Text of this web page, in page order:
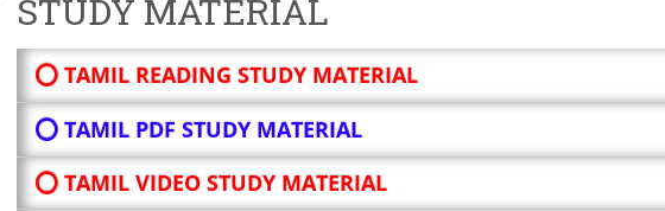
STUDY MATERIAL
⭕ TAMIL READING STUDY MATERIAL
⭕ TAMIL PDF STUDY MATERIAL
⭕ TAMIL VIDEO STUDY MATERIAL